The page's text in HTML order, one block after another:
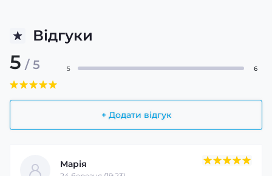
Відгуки
5 / 5
+ Додати відгук
5 6
Марія